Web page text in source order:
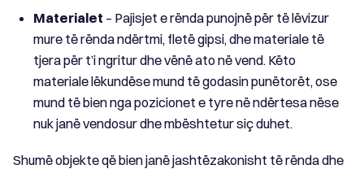
Materialet – Pajisjet e rënda punojnë për të lëvizur
mure të rënda ndërtmi, fletë gipsi, dhe materiale të
tjera për t’i ngritur dhe vënë ato në vend. Këto
materiale lëkundëse mund të godasin punëtorët, ose
mund të bien nga pozicionet e tyre në ndërtesa nëse
nuk janë vendosur dhe mbështetur siç duhet.
Shumë objekte që bien janë jashtëzakonisht të rënda dhe